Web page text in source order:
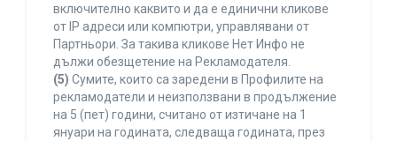
включително каквито и да е единични кликове
от IP адреси или компютри, управлявани от
Партньори. За такива кликове Нет Инфо не
дължи обезщетение на Рекламодателя.
(5) Сумите, които са заредени в Профилите на
рекламодатели и неизползвани в продължение
на 5 (пет) години, считано от изтичане на 1
януари на годината, следваща годината, през